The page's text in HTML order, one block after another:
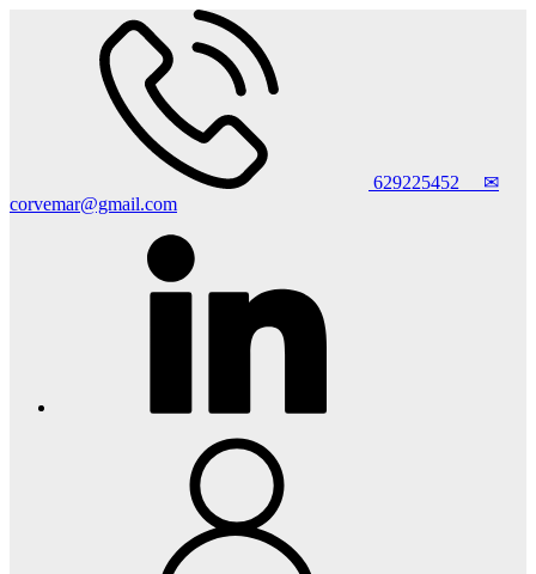
629225452 ✉
corvemar@gmail.com